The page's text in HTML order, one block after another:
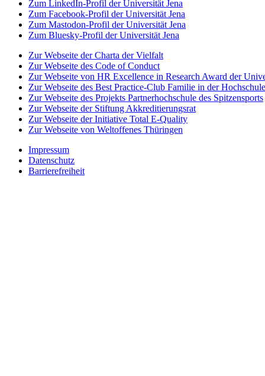
Zum LinkedIn-Profil der Universität Jena
Zum Facebook-Profil der Universität Jena
Zum Mastodon-Profil der Universität Jena
Zum Bluesky-Profil der Universität Jena
Zur Webseite der Charta der Vielfalt
Zur Webseite des Code of Conduct
Zur Webseite von HR Excellence in Research Award der
Zur Webseite des Best Practice-Club Familie in der Hochschule
Zur Webseite des Projekts Partnerhochschule des Spitzensports
Zur Webseite der Stiftung Akkreditierungsrat
Zur Webseite der Initiative Total E-Quality
Zur Webseite von Weltoffenes Thüringen
Impressum
Datenschutz
Barrierefreiheit